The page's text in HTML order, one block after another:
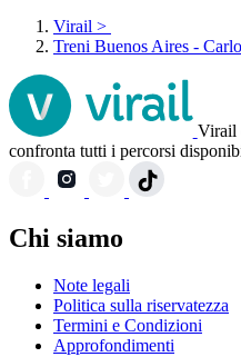
Virail >
Treni Buenos Aires -
Virail
confronta tutti i percorsi
Chi siamo
Note legali
Politica sulla riservatezza
Termini e Condizioni
Approfondimenti